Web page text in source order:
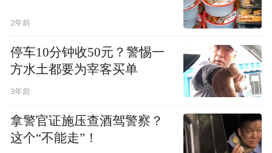
2年前
停车10分钟收50元？警惕一
方水土都要为宰客买单
3年前
拿警官证施压查酒驾警察？
这个“不能走”！